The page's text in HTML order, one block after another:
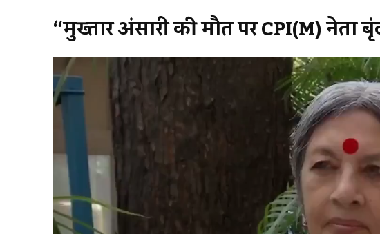
“मुख्तार अंसारी की मौत पर CPI(M) नेता